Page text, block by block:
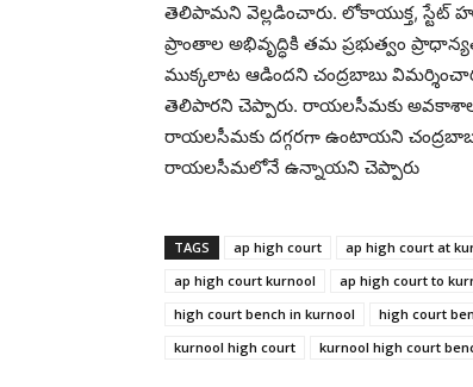
తెలిపామని వెల్లడించారు. లోకాయుక్త,
ప్రాంతాల అభివృద్ధికి తమ ప్రభుత్వం
ముక్కలాట ఆడిందని చంద్రబాబు
తెలిపారని చెప్పారు. రాయలసీమకు
రాయలసీమకు దగ్గరగా ఉంటాయని చంద్రబాబు
రాయలసీమలోనే ఉన్నాయని చెప్పారు
TAGS ap high court ap high court at
ap high court kurnool
ap high court to
high court bench in kurnool
high court
kurnool high court
kurnool high court